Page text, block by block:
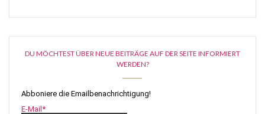
DU MÖCHTEST ÜBER NEUE BEITRÄGE AUF DER SEITE INFORMIERT
WERDEN?
Abboniere die Emailbenachrichtigung!
E-Mail*